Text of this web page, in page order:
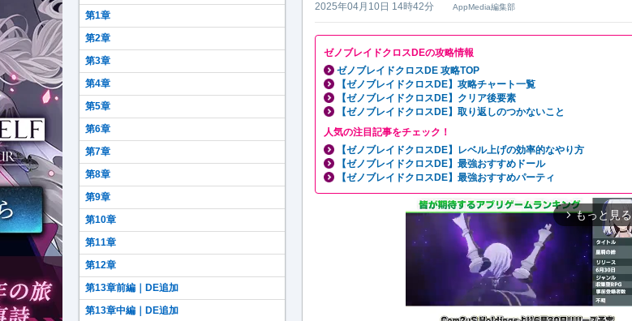
2025年04月10日 14時42分 AppMedia編集部
ゼノブレイドクロスDEの攻略情報
ゼノブレイドクロスDE 攻略TOP
【ゼノブレイドクロスDE】攻略チャート一覧
【ゼノブレイドクロスDE】クリア後要素
【ゼノブレイドクロスDE】取り返しのつかないこと
人気の注目記事をチェック！
【ゼノブレイドクロスDE】レベル上げの効率的なやり方
【ゼノブレイドクロスDE】最強おすすめドール
【ゼノブレイドクロスDE】最強おすすめパーティ
arrow_forward_ios もっと見る
第1章
第2章
第3章
第4章
第5章
第6章
第7章
第8章
第9章
第10章
第11章
第12章
第13章前編｜DE追加
第13章中編｜DE追加